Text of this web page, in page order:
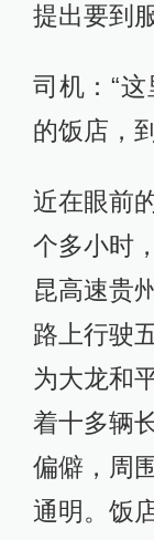
提出要到
司机：“
的饭店，
近在眼前
个多小时
昆高速贵
路上行驶
为大龙和
着十多辆
偏僻，周
通明。饭